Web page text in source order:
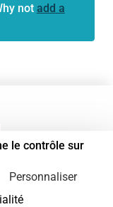
not add a
le contrôle sur
Personnaliser